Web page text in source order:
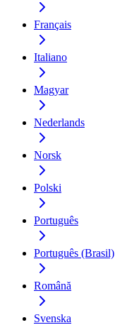
Français
Italiano
Magyar
Nederlands
Norsk
Polski
Português
Português (Brasil)
Română
Svenska